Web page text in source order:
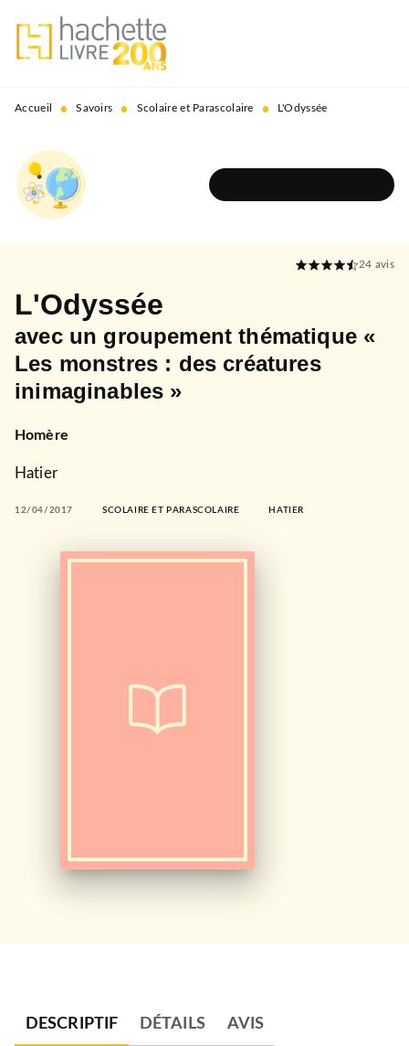
MENU RECHERCHE
PIED DE PAGE
Accueil • Savoirs • Scolaire et Parascolaire • L'Odyssée
24 avis
L'Odyssée
avec un groupement thématique «
Les monstres : des créatures
inimaginables »
Homère
Hatier
12/04/2017 SCOLAIRE ET PARASCOLAIRE HATIER
DESCRIPTIF DÉTAILS AVIS